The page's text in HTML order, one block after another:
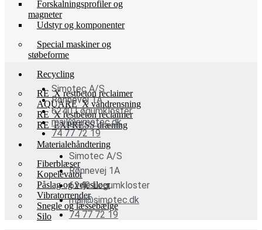
Forskalningsprofiler og
magneter
Udstyr og komponenter
Special maskiner og
støbeforme
Recycling
RE_X restbeton reclaimer
AQUARE_X vandrensning
RE_X restbeton reclaimer
RE_EXPRESS dræning
Materialehåndtering
Fiberblæser
Kopelevator
Påslag og vejesiloer
Vibratorrender
Snegle og læssebælge
Silo
Simotec A/S
Rønnevej 1A
6240 Løgumkloster
mail@simotec.dk
74 77 72 19
Simotec A/S
Rønnevej 1A
6240 Løgumkloster
mail@simotec.dk
74 77 72 19